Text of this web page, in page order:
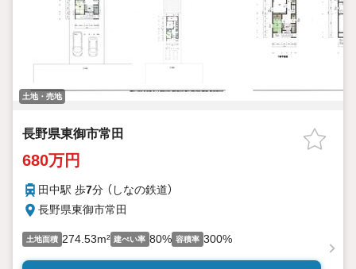
土地・売地
長野県東御市常田
680万円
田中駅 歩7分 （しなの鉄道）
長野県東御市常田
土地面積 274.53m² 建ぺい率 80% 容積率 300%